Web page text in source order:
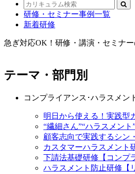
研修・セミナー事例一覧
新着研修
急ぎ対応OK！研修・講演・セミナ
テーマ・部門別
コンプライアンス･ハラスメン
明日から使える！実践
“繊細さん”“ハラスメン
顧客志向で実践するシン
カスタマーハラスメント
下請法基礎研修【コンプ
ハラスメント防止研修【